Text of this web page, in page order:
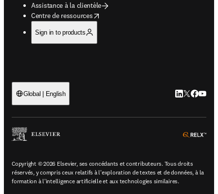
Assistance à la clientèle
Centre de ressources
opens in new tab/window
Sign in to products
Global | English LinkedIn
Twitter
Copyright © 2026 Elsevier, ses concédants et contributeurs. Tous droits
réservés, y compris ceux relatifs à l'exploration de textes et de données, à la
formation à l'intelligence artificielle et aux technologies similaires.